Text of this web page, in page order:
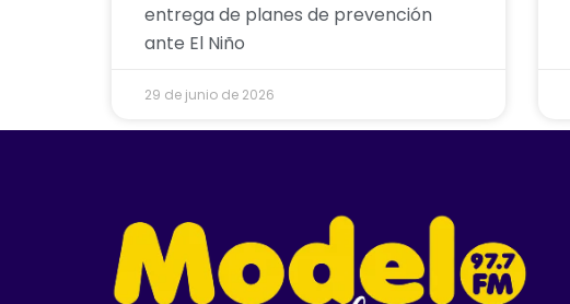
entrega de planes de prevención
ante El Niño
29 de junio de 2026